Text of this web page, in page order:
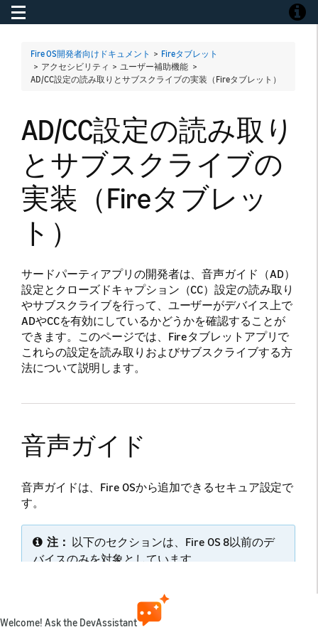
Toggle navigation
Fire OS開発者向けドキュメント > Fireタブレット
> アクセシビリティ > ユーザー補助機能 >
AD/CC設定の読み取りとサブスクライブの実装（Fireタブレット）
AD/CC設定の読み取り
とサブスクライブの
実装（Fireタブレッ
ト）
サードパーティアプリの開発者は、音声ガイド（AD）
設定とクローズドキャプション（CC）設定の読み取り
やサブスクライブを行って、ユーザーがデバイス上で
ADやCCを有効にしているかどうかを確認することが
できます。このページでは、Fireタブレットアプリで
これらの設定を読み取りおよびサブスクライブする方
法について説明します。
音声ガイド
音声ガイドは、Fire OSから追加できるセキュア設定で
す。
注： 以下のセクションは、Fire OS 8以前のデ
バイスのみを対象としています。
音声ガイドの実装
Welcome! Ask the DevAssistant